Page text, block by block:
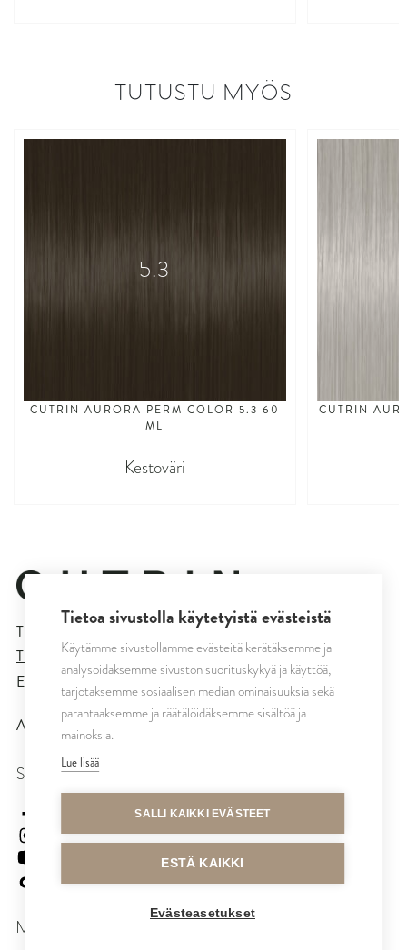
TUTUSTU MYÖS
5.3
CUTRIN AURORA PERM COLOR 5.3 60
ML
Kestoväri
CUTRIN
Tietosuojaseloste
Tilaus- ja toimitusehdot
Evästeasetukset
All rights reserved © CUTRIN
SEURAA MEITÄ
cutrinfinland
cutrinfinland
MAKSUTAVAT
Tietoa sivustolla käytetyistä evästeistä
Käytämme sivustollamme evästeitä kerätäksemme ja
analysoidaksemme sivuston suorituskykyä ja käyttöä,
tarjotaksemme sosiaalisen median ominaisuuksia sekä
parantaaksemme ja räätälöidäksemme sisältöä ja
mainoksia.
Lue lisää
SALLI KAIKKI EVÄSTEET
ESTÄ KAIKKI
Evästeasetukset